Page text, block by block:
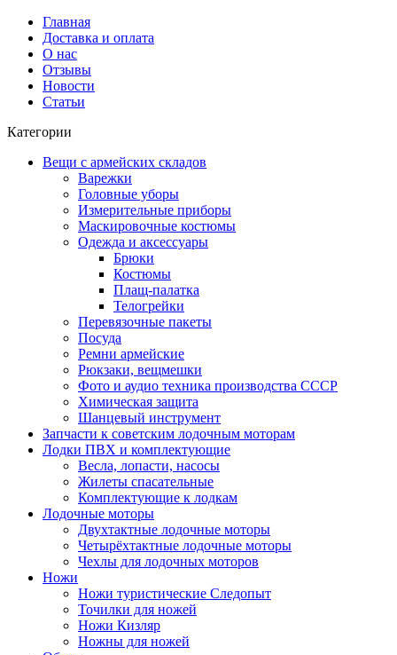
Главная
Доставка и оплата
О нас
Отзывы
Новости
Статьи
Категории
Вещи с армейских складов
Варежки
Головные уборы
Измерительные приборы
Маскировочные костюмы
Одежда и аксессуары
Брюки
Костюмы
Плащ-палатка
Телогрейки
Перевязочные пакеты
Посуда
Ремни армейские
Рюкзаки, вещмешки
Фото и аудио техника производства СССР
Химическая защита
Шанцевый инструмент
Запчасти к советским лодочным моторам
Лодки ПВХ и комплектующие
Весла, лопасти, насосы
Жилеты спасательные
Комплектующие к лодкам
Лодочные моторы
Двухтактные лодочные моторы
Четырёхтактные лодочные моторы
Чехлы для лодочных моторов
Ножи
Ножи туристические Следопыт
Точилки для ножей
Ножи Кизляр
Ножны для ножей